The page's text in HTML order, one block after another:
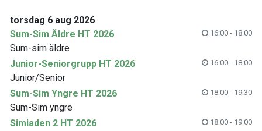
torsdag 6 aug 2026
Sum-Sim Äldre HT 2026
16:00 - 18:00
Sum-sim äldre
Junior-Seniorgrupp HT 2026
16:00 - 18:00
Junior/Senior
Sum-Sim Yngre HT 2026
18:00 - 19:30
Sum-Sim yngre
Simiaden 2 HT 2026
18:00 - 19:00